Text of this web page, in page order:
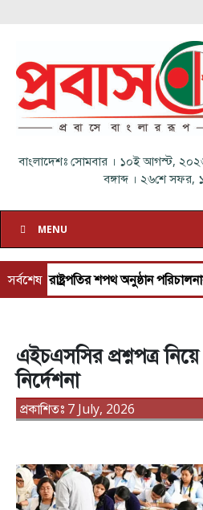
বাংলাদেশঃ সোমবার। ১০ই আগস্ট, ২০২৬
বঙ্গাব্দ। ২৬শে সফর,
MENU
সর্বশেষ শপথ অনুষ্ঠান পরিচালনায় ৬ কমিটি
এইচএসসির প্রশ্নপত্র
নির্দেশনা
প্রকাশিতঃ 7 July, 2026